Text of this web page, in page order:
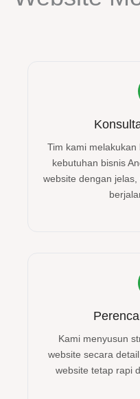
Tim kami
kebutuhan bisnis
website dengan
Kami menyusun
website secara
website tetap rapi